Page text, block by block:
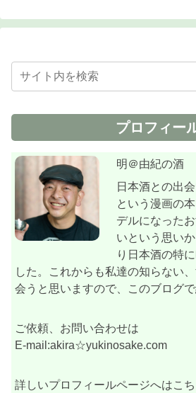
プロフィー
明＠由紀の酒
日本酒との出
という漫画の
デルになった
いという思い
り日本酒の特
した。これからも私達の知らない
会うと思いますので、このブログで
ご依頼、お問い合わせは
E-mail:akira☆yukinosake.com
詳しいプロフィールページへはこち